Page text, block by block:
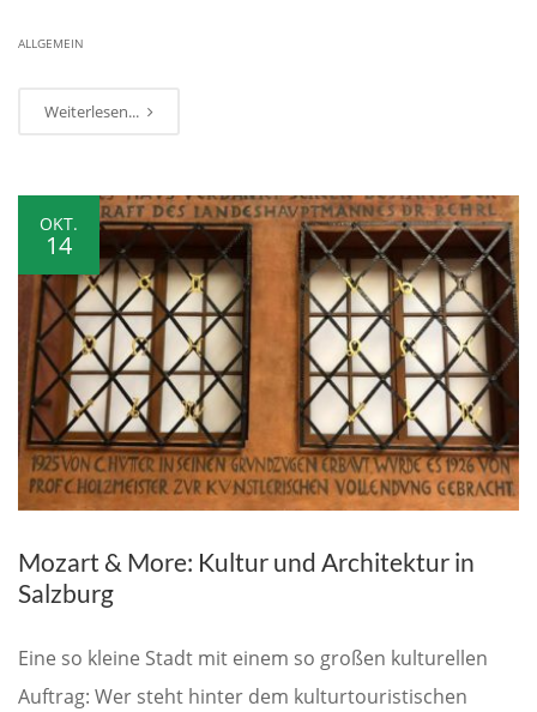
ALLGEMEIN
Weiterlesen...
OKT.
14
Mozart & More: Kultur und Architektur in
Salzburg
Eine so kleine Stadt mit einem so großen kulturellen
Auftrag: Wer steht hinter dem kulturtouristischen